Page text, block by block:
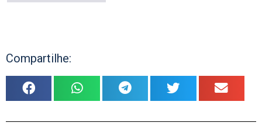
Compartilhe: